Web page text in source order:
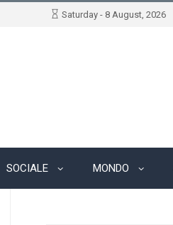
Saturday - 8 August, 2026
SOCIALE MONDO